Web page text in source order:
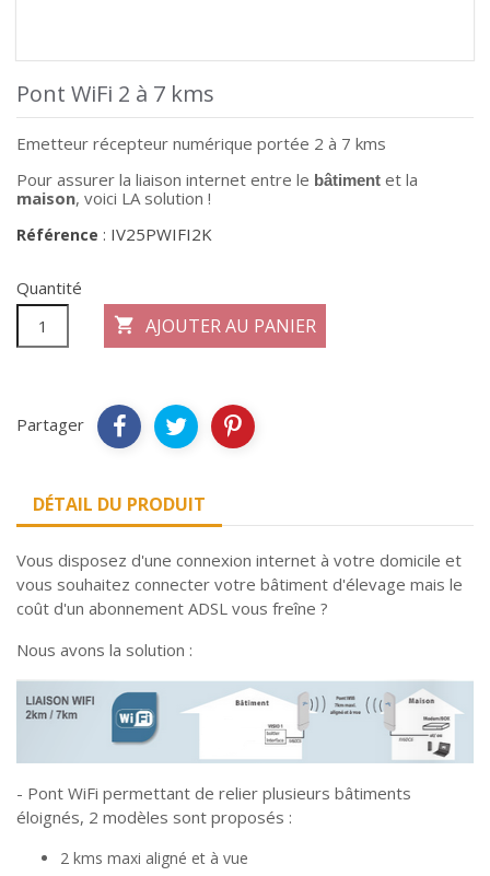
Pont WiFi 2 à 7 kms
Emetteur récepteur numérique portée 2 à 7 kms
Pour assurer la liaison internet entre le bâtiment et la
maison, voici LA solution !
Référence : IV25PWIFI2K
Quantité
 AJOUTER AU PANIER
Partager
DÉTAIL DU PRODUIT
Vous disposez d'une connexion internet à votre domicile et
vous souhaitez connecter votre bâtiment d'élevage mais le
coût d'un abonnement ADSL vous freîne ?
Nous avons la solution :
- Pont WiFi permettant de relier plusieurs bâtiments
éloignés, 2 modèles sont proposés :
2 kms maxi aligné et à vue